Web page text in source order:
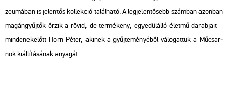
ze­u­má­ban is je­len­tős kol­lek­ció ta­lál­ha­tó. A leg­je­len­tő­sebb szám­ban azon­ban
ma­gán­gyűj­tők őrzik a rövid, de ter­mé­keny, egye­dül­ál­ló élet­mű da­rab­ja­it –
min­de­nek­előtt Horn Péter, aki­nek a gyűj­te­mé­nyé­ből vá­lo­gat­tuk a Mű­csar­
nok ki­ál­lí­tá­sá­nak anya­gát.